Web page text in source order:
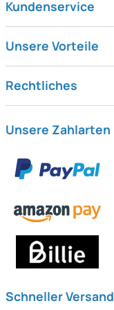
Kundenservice
Unsere Vorteile
Rechtliches
Unsere Zahlarten
Schneller Versand